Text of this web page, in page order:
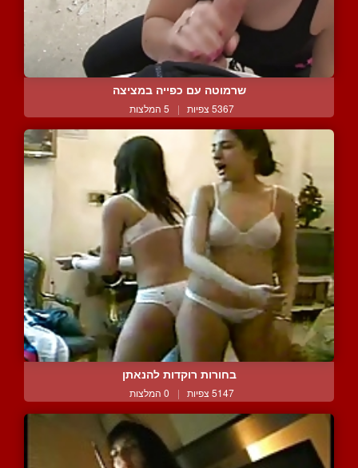
שרמוטה עם כפייה במציצה
5367 צפיות | 5 המלצות
בחורות רוקדות להנאתן
5147 צפיות | 0 המלצות